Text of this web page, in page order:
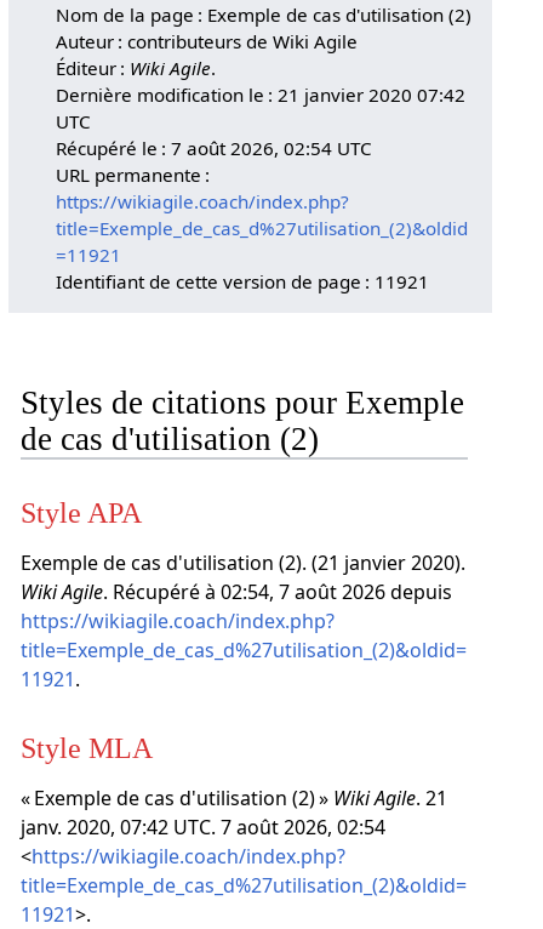
Nom de la page : Exemple de cas d'utilisation (2)
Auteur : contributeurs de Wiki Agile
Éditeur : Wiki Agile.
Dernière modification le : 21 janvier 2020 07:42
UTC
Récupéré le : 7 août 2026, 02:54 UTC
URL permanente :
https://wikiagile.coach/index.php?
title=Exemple_de_cas_d%27utilisation_(2)&oldid
=11921
Identifiant de cette version de page : 11921
Styles de citations pour Exemple
de cas d'utilisation (2)
Style APA
Exemple de cas d'utilisation (2). (21 janvier 2020).
Wiki Agile. Récupéré à 02:54, 7 août 2026 depuis
https://wikiagile.coach/index.php?
title=Exemple_de_cas_d%27utilisation_(2)&oldid=
11921.
Style MLA
« Exemple de cas d'utilisation (2) » Wiki Agile. 21
janv. 2020, 07:42 UTC. 7 août 2026, 02:54
<https://wikiagile.coach/index.php?
title=Exemple_de_cas_d%27utilisation_(2)&oldid=
11921>.